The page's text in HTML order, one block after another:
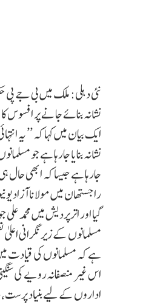
نئی دہلی: ملک میں بی جے پی
نشانہ بنائے جانے پر
ایک بیان میں کہا کہ ’’ یہ
نشانہ بنایا جارہا ہے جو
جارہا ہے جیسا کہ ابھی حال
راجستھان میں مولانا آزاد
گیا اور اترپردیش میں محمد
مسلمانوں کے زیر نگرانی
ہے کہ مسلمانوں کی قیادت
اس غیر منصفانہ رویے کی
اداروں کے لیے بنیاد پرست،